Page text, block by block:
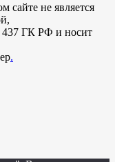
сайте не является
437 ГК РФ и носит
.